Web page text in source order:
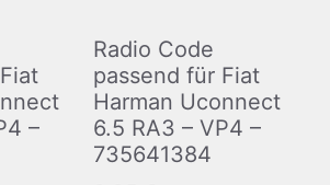
–
Radio Code
passend für Fiat
Harman Uconnect
6.5 RA3 – VP4 –
735641384